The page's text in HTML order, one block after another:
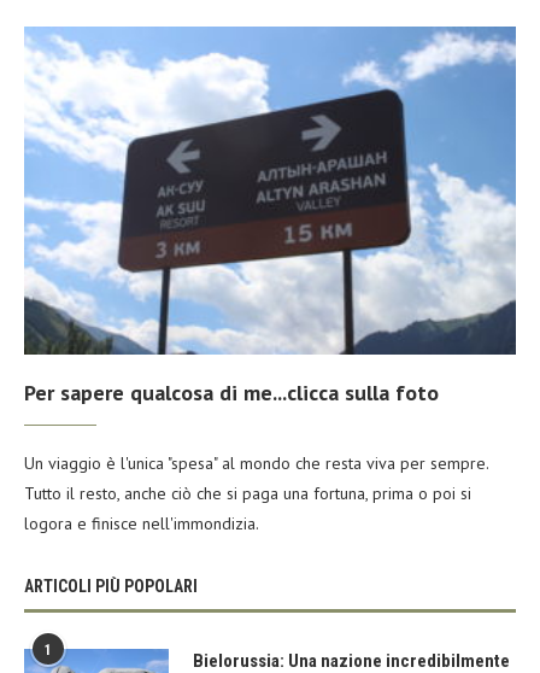
Per sapere qualcosa di me...clicca sulla foto
Un viaggio è l'unica "spesa" al mondo che resta viva per sempre.
Tutto il resto, anche ciò che si paga una fortuna, prima o poi si
logora e finisce nell'immondizia.
ARTICOLI PIÙ POPOLARI
1
Bielorussia: Una nazione incredibilmente